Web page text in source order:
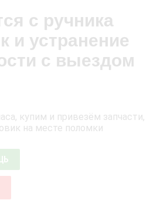
с ручника
и устранение
с выездом
купим и привезём запчасти,
на месте поломки